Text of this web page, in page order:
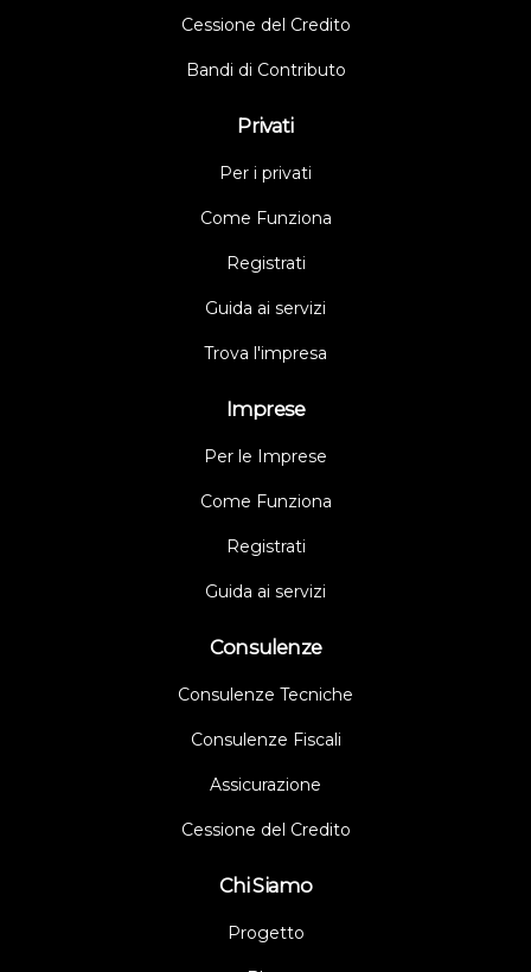
Cessione del Credito
Bandi di Contributo
Privati
Per i privati
Come Funziona
Registrati
Guida ai servizi
Trova l'impresa
Imprese
Per le Imprese
Come Funziona
Registrati
Guida ai servizi
Consulenze
Consulenze Tecniche
Consulenze Fiscali
Assicurazione
Cessione del Credito
Chi Siamo
Progetto